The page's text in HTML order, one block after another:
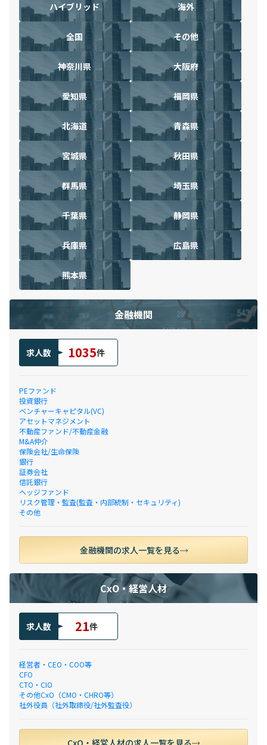
ハイブリッド 海外
全国 その他
神奈川県 大阪府
愛知県 福岡県
北海道 青森県
宮城県 秋田県
群馬県 埼玉県
千葉県 静岡県
兵庫県 広島県
熊本県
金融機関
求人数 1035件
PEファンド
投資銀行
ベンチャーキャピタル(VC)
アセットマネジメント
不動産ファンド/不動産金融
M&A仲介
保険会社/生命保険
銀行
証券会社
信託銀行
ヘッジファンド
リスク管理・監査(監査・内部統制・セキュリティ)
その他
金融機関の求人一覧を見る
CxO・経営人材
求人数 21件
経営者・CEO・COO等
CFO
CTO・CIO
その他CxO（CMO・CHRO等）
社外役員（社外取締役/社外監査役）
CxO・経営人材の求人一覧を見る